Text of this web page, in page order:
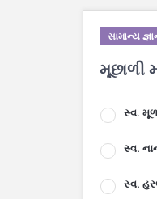
સામાન્ય
મૂછાળી
સ્વ.
સ્વ.
સ્વ.